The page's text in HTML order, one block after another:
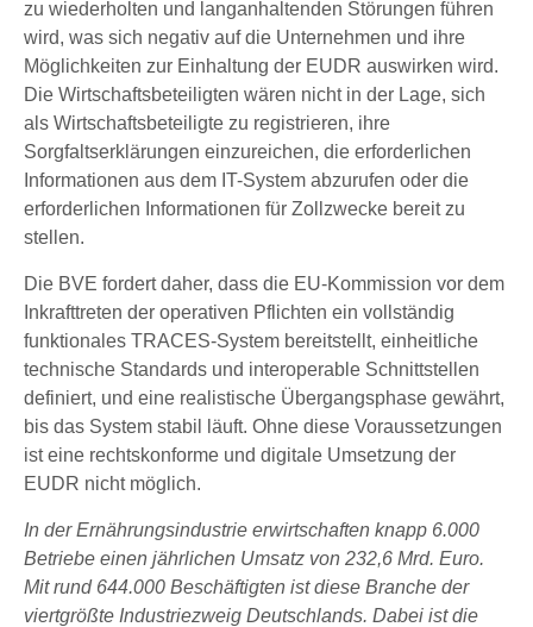
zu wiederholten und langanhaltenden Störungen führen
wird, was sich negativ auf die Unternehmen und ihre
Möglichkeiten zur Einhaltung der EUDR auswirken wird.
Die Wirtschaftsbeteiligten wären nicht in der Lage, sich
als Wirtschaftsbeteiligte zu registrieren, ihre
Sorgfaltserklärungen einzureichen, die erforderlichen
Informationen aus dem IT-System abzurufen oder die
erforderlichen Informationen für Zollzwecke bereit zu
stellen.
Die BVE fordert daher, dass die EU-Kommission vor dem
Inkrafttreten der operativen Pflichten ein vollständig
funktionales TRACES-System bereitstellt, einheitliche
technische Standards und interoperable Schnittstellen
definiert, und eine realistische Übergangsphase gewährt,
bis das System stabil läuft. Ohne diese Voraussetzungen
ist eine rechtskonforme und digitale Umsetzung der
EUDR nicht möglich.
In der Ernährungsindustrie erwirtschaften knapp 6.000
Betriebe einen jährlichen Umsatz von 232,6 Mrd. Euro.
Mit rund 644.000 Beschäftigten ist diese Branche der
viertgrößte Industriezweig Deutschlands. Dabei ist die